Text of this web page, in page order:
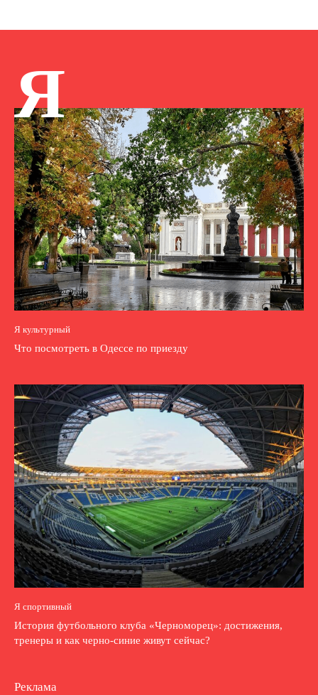
Я
Я культурный
Что посмотреть в Одессе по приезду
Я спортивный
История футбольного клуба «Черноморец»: достижения,
тренеры и как черно-синие живут сейчас?
Реклама